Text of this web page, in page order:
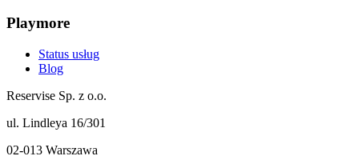
Playmore
Status usług
Blog
Reservise Sp. z o.o.
ul. Lindleya 16/301
02-013 Warszawa